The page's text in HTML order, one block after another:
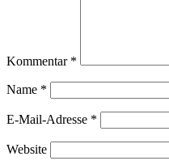
Kommentar *
Name *
E-Mail-Adresse *
Website